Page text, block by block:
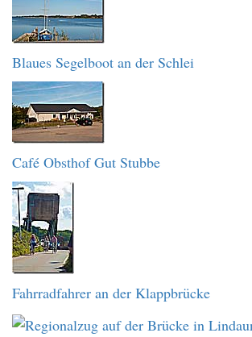
Blaues Segelboot an der Schlei
Café Obsthof Gut Stubbe
Fahrradfahrer an der Klappbrücke